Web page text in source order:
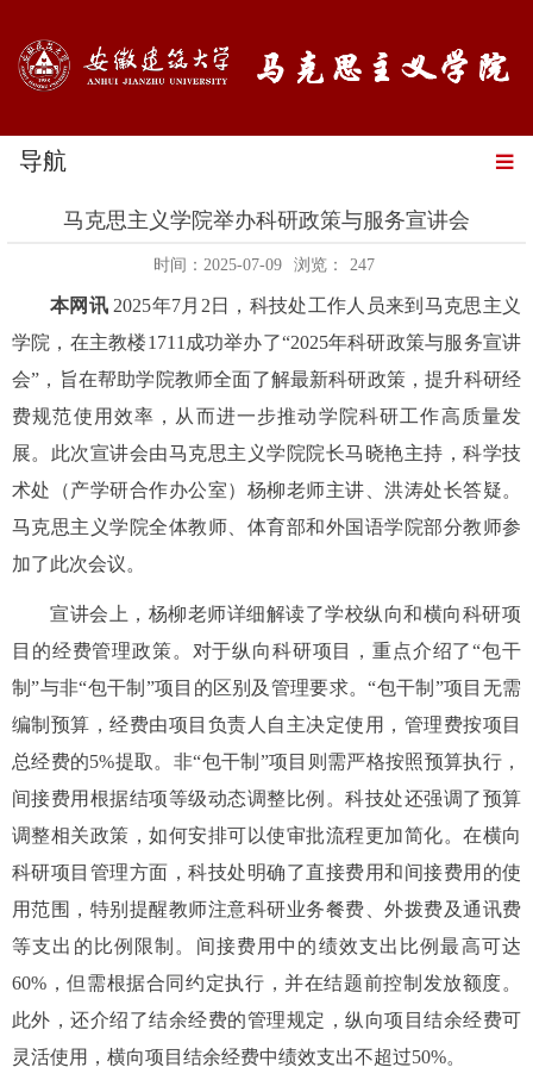
导航
马克思主义学院举办科研政策与服务宣讲会
时间：2025-07-09 浏览： 247
本网讯 2025年7月2日， 科技处工作人员来到 马克思主义
学院 ，在主教楼1711 成功举办了“2025年科研政策与服务宣讲
会”，旨在帮助学院教师全面了解最新科研政策，提升科研经
费规范使用效率 ， 从而进一步推动学院科研工作高质量发
展。 此次宣讲会由马克思主义学院院长马晓艳主持，科学技
术处（产学研合作办公室） 杨柳老师主讲 、洪涛处长答疑。
马克思主义学院全体教师 体育部和外国语学院部分教师参
加了此次会议。
宣讲会上， 杨柳老师详细解读了学校纵向和横向科研项
目的经费管理政策。对于纵向科研项目，重点介绍了“包干
制”与非“包干制”项目的区别及管理要求。“包干制”项目无需
编制预算，经费由项目负责人自主决定使用，管理费按项目
总经费的5%提取 。 非“包干制”项目则需严格按照预算执行，
间接费用根据结项等级动态调整比例。科技处还强调了预算
调整相关政策，如何安排可以使审批流程更加简化。在横向
科研项目管理方面，科技处明确了直接费用和间接费用的使
用范围，特别提醒教师注意科研业务餐费、外拨费及通讯费
等支出的比例限制。间接费用中的绩效支出比例最高可达
60%，但需根据合同约定执行，并在结题前控制发放额度。
此外，还介绍了结余经费的管理规定，纵向项目结余经费可
灵活使用，横向项目结余经费中绩效支出不超过50%。